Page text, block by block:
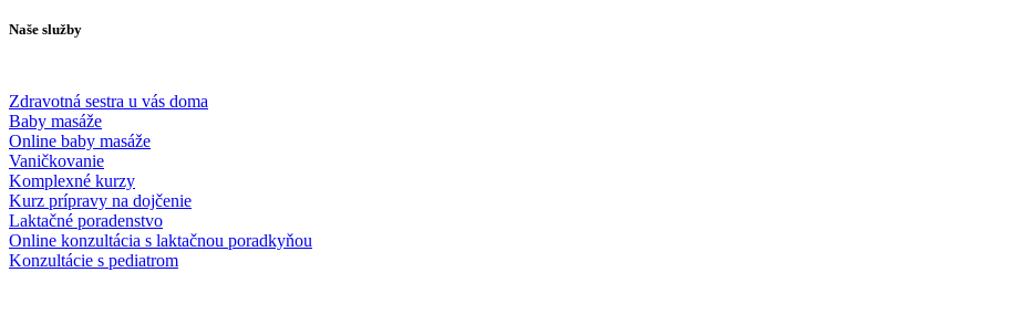
Naše služby
Zdravotná sestra u vás doma
Baby masáže
Online baby masáže
Vaničkovanie
Komplexné kurzy
Kurz prípravy na dojčenie
Laktačné poradenstvo
Online konzultácia s laktačnou poradkyňou
Konzultácie s pediatrom